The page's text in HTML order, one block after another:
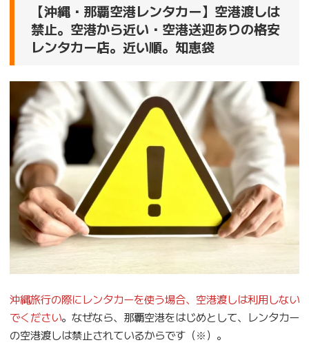
【沖縄・那覇空港レンタカー】空港渡しは
禁止。空港から近い・空港送迎ありの格安
レンタカー店。近い順。知恵袋
沖縄旅行の際にレンタカーを使う場合、空港渡しは利用しない
でください。なぜなら、那覇空港をはじめとして、レンタカー
の空港渡しは禁止されているからです（※）。